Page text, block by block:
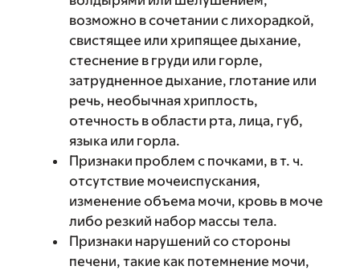
возможно в сочетании с лихорадкой,
свистящее или хрипящее дыхание,
стеснение в груди или горле,
затрудненное дыхание, глотание или
речь, необычная хриплость,
отечность в области рта, лица, губ,
языка или горла.
Признаки проблем с почками, в т. ч.
отсутствие мочеиспускания,
изменение объема мочи, кровь в моче
либо резкий набор массы тела.
Признаки нарушений со стороны
печени, такие как потемнение мочи,